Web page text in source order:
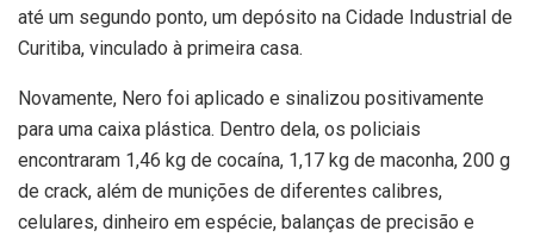
até um segundo ponto, um depósito na Cidade Industrial de
Curitiba, vinculado à primeira casa.
Novamente, Nero foi aplicado e sinalizou positivamente
para uma caixa plástica. Dentro dela, os policiais
encontraram 1,46 kg de cocaína, 1,17 kg de maconha, 200 g
de crack, além de munições de diferentes calibres,
celulares, dinheiro em espécie, balanças de precisão e